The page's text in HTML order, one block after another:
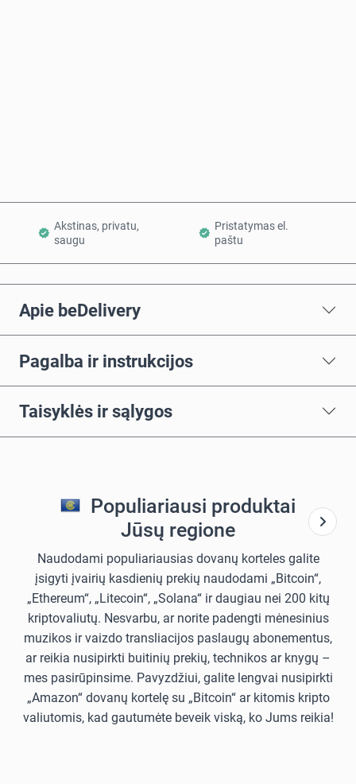
Akstinas, privatu,
saugu
Pristatymas el.
paštu
Apie beDelivery
Pagalba ir instrukcijos
Taisyklės ir sąlygos
Populiariausi produktai
Jūsų regione
Naudodami populiariausias dovanų korteles galite
įsigyti įvairių kasdienių prekių naudodami „Bitcoin“,
„Ethereum“, „Litecoin“, „Solana“ ir daugiau nei 200 kitų
kriptovaliutų. Nesvarbu, ar norite padengti mėnesinius
muzikos ir vaizdo transliacijos paslaugų abonementus,
ar reikia nusipirkti buitinių prekių, technikos ar knygų –
mes pasirūpinsime. Pavyzdžiui, galite lengvai nusipirkti
„Amazon“ dovanų kortelę su „Bitcoin“ ar kitomis kripto
valiutomis, kad gautumėte beveik viską, ko Jums reikia!